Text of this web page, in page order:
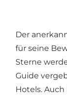
Der
für seine
Sterne
Guide
Hotels.